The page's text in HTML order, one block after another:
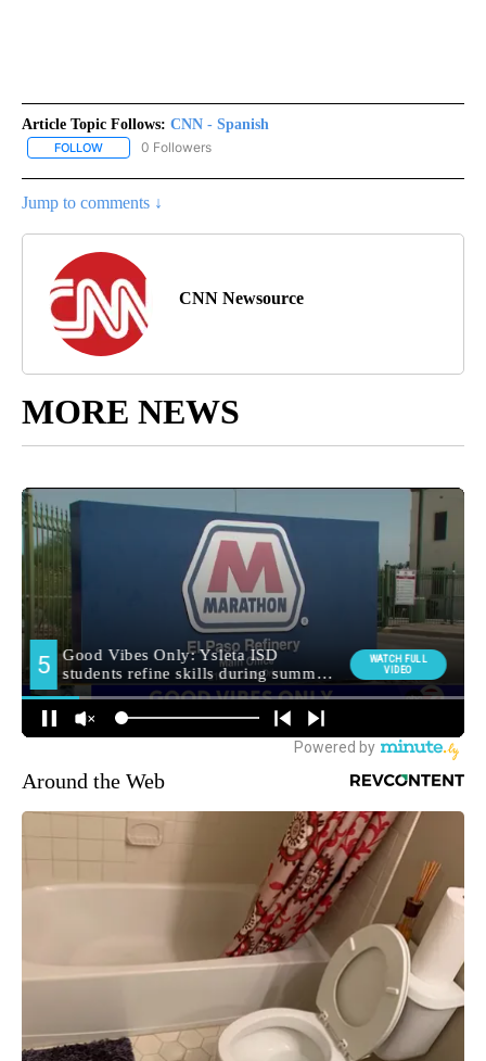
Article Topic Follows: CNN - Spanish
FOLLOW FOLLOW "CNN - SPANISH" TO RECEIVE NOTIFICATIONS ABOUT
0 Followers
Jump to comments ↓
CNN Newsource
MORE NEWS
Around the Web